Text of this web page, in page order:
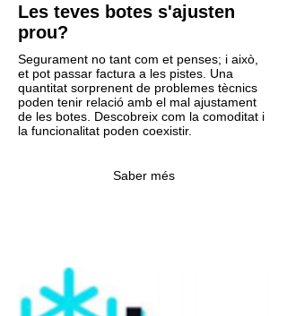
Les teves botes s'ajusten
prou?
Segurament no tant com et penses; i això,
et pot passar factura a les pistes. Una
quantitat sorprenent de problemes tècnics
poden tenir relació amb el mal ajustament
de les botes. Descobreix com la comoditat i
la funcionalitat poden coexistir.
Saber més